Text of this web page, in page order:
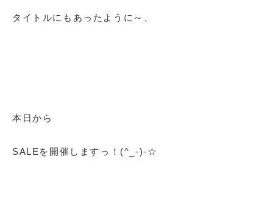
タイトルにもあったように～、
本日から
SALEを開催しますっ！(^_-)-☆